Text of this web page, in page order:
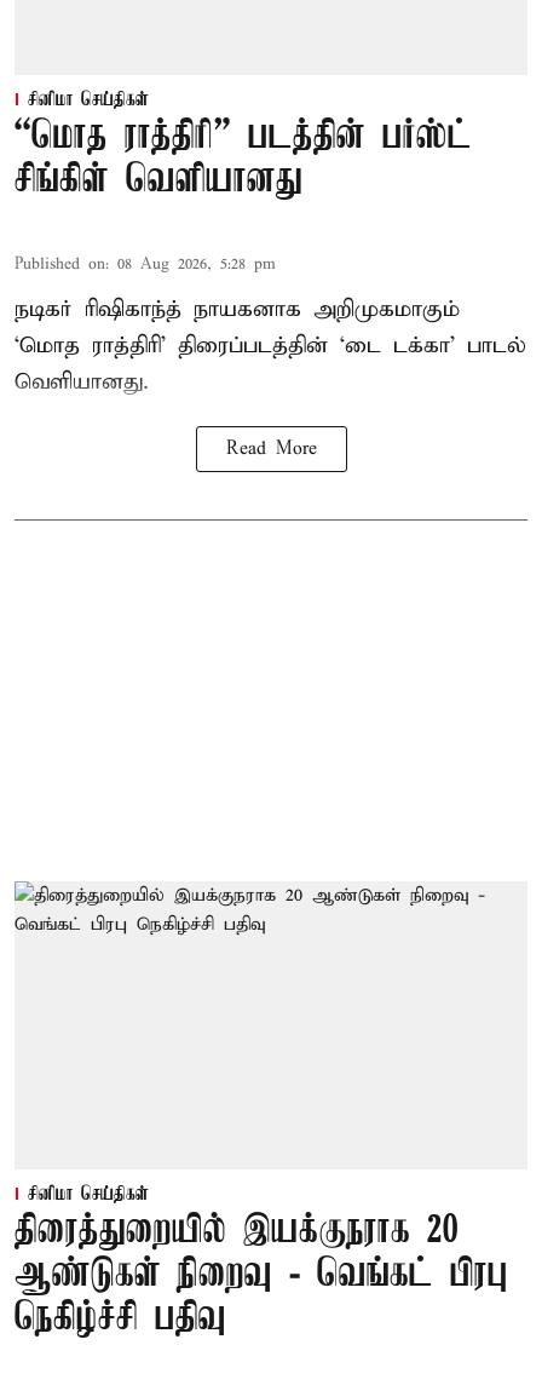
சினிமா செய்திகள்
“மொத ராத்திரி” படத்தின் பர்ஸ்ட்
சிங்கிள் வெளியானது
Published on: 08 Aug 2026, 5:28 pm
நடிகர் ரிஷிகாந்த் நாயகனாக அறிமுகமாகும்
‘மொத ராத்திரி’ திரைப்படத்தின் ‘டை டக்கா’ பாடல்
வெளியானது.
Read More
சினிமா செய்திகள்
திரைத்துறையில் இயக்குநராக 20
ஆண்டுகள் நிறைவு - வெங்கட் பிரபு
நெகிழ்ச்சி பதிவு